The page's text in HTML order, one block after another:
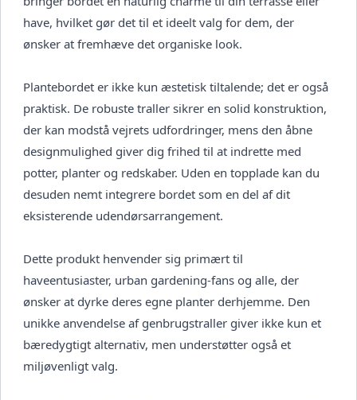
have, hvilket gør det til et ideelt valg for dem, der
ønsker at fremhæve det organiske look.
Plantebordet er ikke kun æstetisk tiltalende; det er også
praktisk. De robuste traller sikrer en solid konstruktion,
der kan modstå vejrets udfordringer, mens den åbne
designmulighed giver dig frihed til at indrette med
potter, planter og redskaber. Uden en topplade kan du
desuden nemt integrere bordet som en del af dit
eksisterende udendørsarrangement.
Dette produkt henvender sig primært til
haveentusiaster, urban gardening-fans og alle, der
ønsker at dyrke deres egne planter derhjemme. Den
unikke anvendelse af genbrugstraller giver ikke kun et
bæredygtigt alternativ, men understøtter også et
miljøvenligt valg.